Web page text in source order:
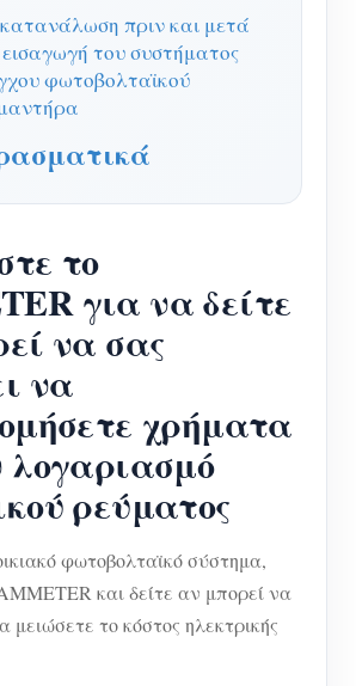
πριν και μετά
του συστήματος
φωτοβολταϊκού
το
για να δείτε
να σας
να
χρήματα
λογαριασμό
ρεύματος
φωτοβολταϊκό σύστημα,
και δείτε αν μπορεί να
μειώσετε το κόστος ηλεκτρικής